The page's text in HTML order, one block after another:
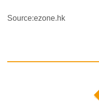
Source:ezone.hk